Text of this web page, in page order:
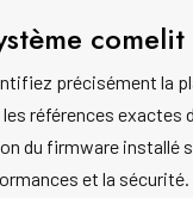
comelit
précisément la
références exactes
du firmware installé
et la sécurité.